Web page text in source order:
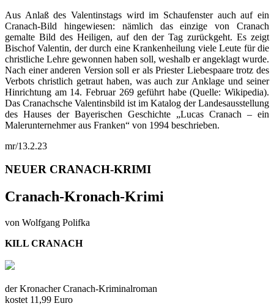
Aus Anlaß des Valentinstags wird im Schaufenster auch auf ein
Cranach-Bild hingewiesen: nämlich das einzige von Cranach
gemalte Bild des Heiligen, auf den der Tag zurückgeht. Es zeigt
Bischof Valentin, der durch eine Krankenheilung viele Leute für die
christliche Lehre gewonnen haben soll, weshalb er angeklagt wurde.
Nach einer anderen Version soll er als Priester Liebespaare trotz des
Verbots christlich getraut haben, was auch zur Anklage und seiner
Hinrichtung am 14. Februar 269 geführt habe (Quelle: Wikipedia).
Das Cranachsche Valentinsbild ist im Katalog der Landesausstellung
des Hauses der Bayerischen Geschichte „Lucas Cranach – ein
Malerunternehmer aus Franken“ von 1994 beschrieben.
mr/13.2.23
NEUER CRANACH-KRIMI
Cranach-Kronach-Krimi
von Wolfgang Polifka
KILL CRANACH
der Kronacher Cranach-Kriminalroman
kostet 11,99 Euro